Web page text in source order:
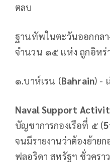
ตลบ
ฐานทัพในตะวันออกกล
จำนวน ๑๕ แห่ง ถูกอิหร่
๑.บาห์เรน (Bahrain) -
Naval Support
บัญชาการกองเรือที่ ๕ (
จนมีรายงานว่าต้องย้าย
ฟลอริดา สหรัฐฯ ชั่วคราว